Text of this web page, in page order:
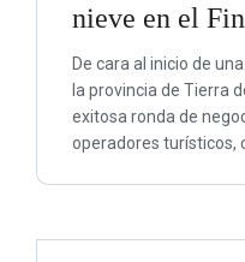
nieve en el
De cara al inicio de
la provincia de Tierra
exitosa ronda de
operadores turísticos,